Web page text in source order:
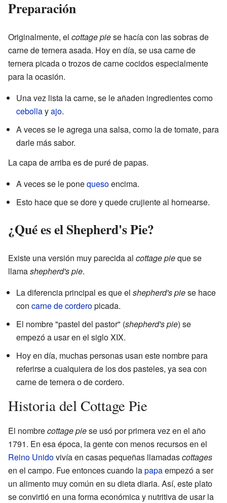
Preparación
Originalmente, el cottage piese hacía con las sobras de
carne de ternera asada. Hoy en día, se usa carne de
ternera picada o trozos de carne cocidos especialmente
para la ocasión.
Una vez lista la carne, se le añaden ingredientes como
cebollayajo.
A veces se le agrega una salsa, como la de tomate, para
darle más sabor.
La capa de arriba es de puré de papas.
A veces se le ponequesoencima.
Esto hace que se dore y quede crujiente al hornearse.
¿Qué es el Shepherd's Pie?
Existe una versión muy parecida al cottage pieque se
llamashepherd's pie.
La diferencia principal es que el shepherd's piese hace
con carne de corderopicada.
El nombre "pastel del pastor" (shepherd's pie) se
empezó a usar en el siglo XIX.
Hoy en día, muchas personas usan este nombre para
referirse a cualquiera de los dos pasteles, ya sea con
carne de ternera o de cordero.
Historia del Cottage Pie
El nombrecottage piese usó por primera vez en el año
1791. En esa época, la gente con menos recursos en el
Reino Unidovivía en casas pequeñas llamadascottages
en el campo. Fue entonces cuando lapapaempezó a ser
un alimento muy común en su dieta diaria. Así, este plato
se convirtió en una forma económica y nutritiva de usar la